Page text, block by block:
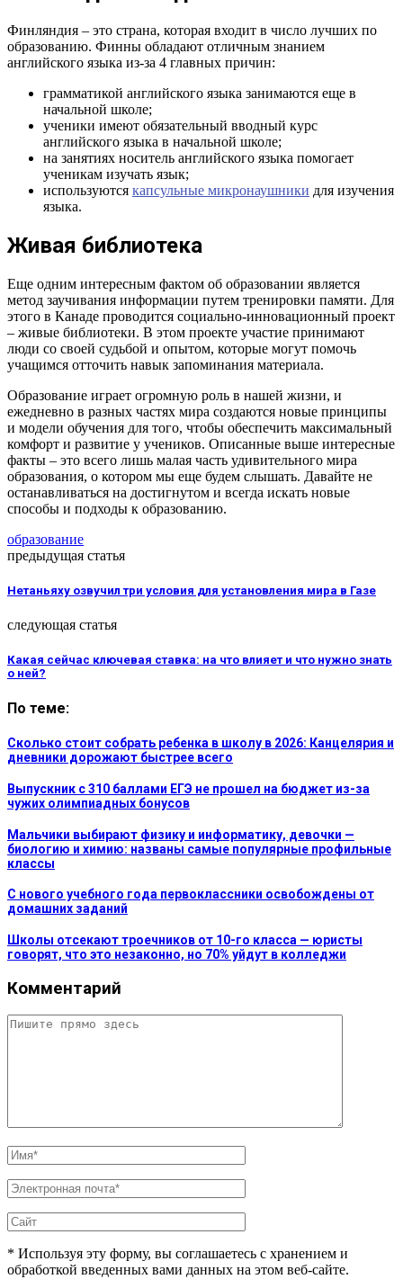
Финляндия – это страна, которая входит в число лучших по
образованию. Финны обладают отличным знанием
английского языка из-за 4 главных причин:
грамматикой английского языка занимаются еще в
начальной школе;
ученики имеют обязательный вводный курс
английского языка в начальной школе;
на занятиях носитель английского языка помогает
ученикам изучать язык;
используются капсульные микронаушники для изучения
языка.
Живая библиотека
Еще одним интересным фактом об образовании является
метод заучивания информации путем тренировки памяти. Для
этого в Канаде проводится социально-инновационный проект
– живые библиотеки. В этом проекте участие принимают
люди со своей судьбой и опытом, которые могут помочь
учащимся отточить навык запоминания материала.
Образование играет огромную роль в нашей жизни, и
ежедневно в разных частях мира создаются новые принципы
и модели обучения для того, чтобы обеспечить максимальный
комфорт и развитие у учеников. Описанные выше интересные
факты – это всего лишь малая часть удивительного мира
образования, о котором мы еще будем слышать. Давайте не
останавливаться на достигнутом и всегда искать новые
способы и подходы к образованию.
образование
предыдущая статья
Нетаньяху озвучил три условия для установления мира в Газе
следующая статья
Какая сейчас ключевая ставка: на что влияет и что нужно знать
о ней?
По теме:
Сколько стоит собрать ребенка в школу в 2026: Канцелярия и
дневники дорожают быстрее всего
Выпускник с 310 баллами ЕГЭ не прошел на бюджет из-за
чужих олимпиадных бонусов
Мальчики выбирают физику и информатику, девочки —
биологию и химию: названы самые популярные профильные
классы
С нового учебного года первоклассники освобождены от
домашних заданий
Школы отсекают троечников от 10-го класса — юристы
говорят, что это незаконно, но 70% уйдут в колледжи
Комментарий
* Используя эту форму, вы соглашаетесь с хранением и
обработкой введенных вами данных на этом веб-сайте.